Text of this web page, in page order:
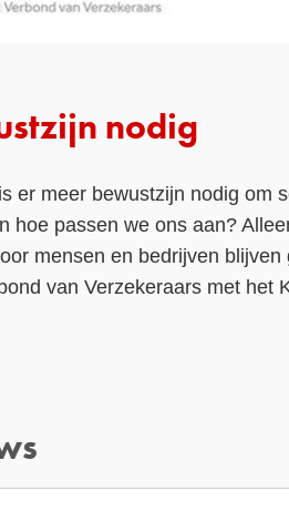
nodig
er meer bewustzijn nodig om
hoe passen we ons aan?
mensen en bedrijven
van Verzekeraars met het